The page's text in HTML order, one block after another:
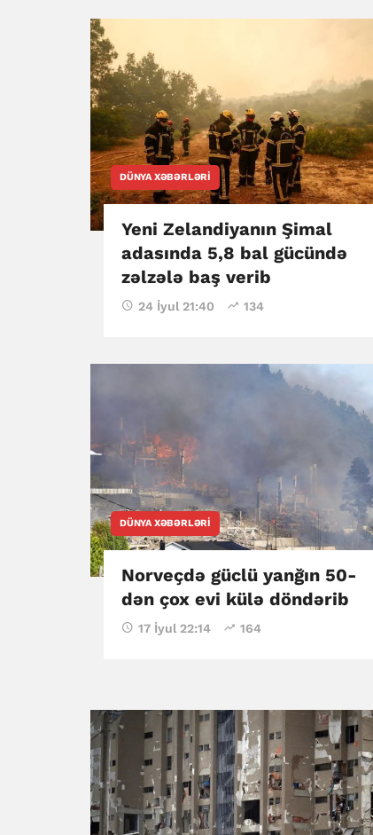
DÜNYA XƏBƏRLƏRI
Yeni Zelandiyanın Şimal
adasında 5,8 bal gücündə
zəlzələ baş verib
24 İyul 21:40 134
DÜNYA XƏBƏRLƏRI
Norveçdə güclü yanğın 50-
dən çox evi külə döndərib
17 İyul 22:14 164